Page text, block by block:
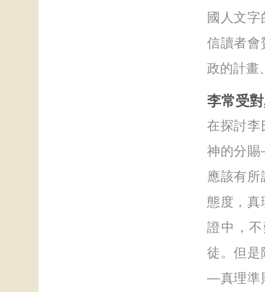
國人文
信讀者會
政的計畫
李常受
在探討
神的分
應該有
態度，真
證中，
徒。但是
—真理準